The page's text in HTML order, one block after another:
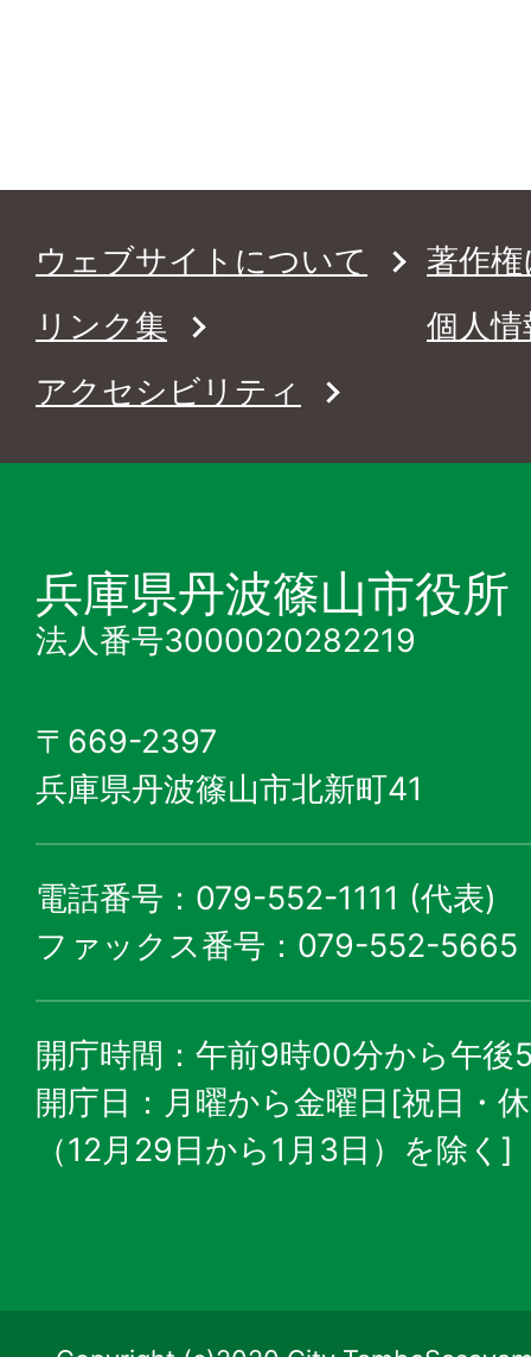
ウェブサイトについて
著作
リンク集
個人
アクセシビリティ
兵庫県丹波篠山市役所
法人番号3000020282219
〒669-2397
兵庫県丹波篠山市北新町41
電話番号：079-552-1111 (代表)
ファックス番号：079-552-5665
開庁時間：午前9時00分から午後
開庁日：月曜から金曜日[祝日・
（12月29日から1月3日）を除く]